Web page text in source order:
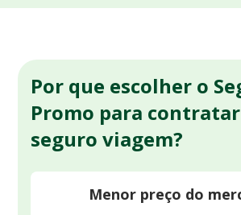
Por que escolher o
Promo para
seguro viagem?
Menor preço do